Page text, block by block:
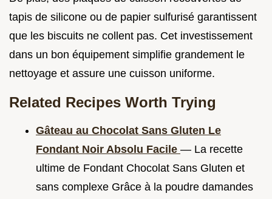
tapis de silicone ou de papier sulfurisé garantissent
que les biscuits ne collent pas. Cet investissement
dans un bon équipement simplifie grandement le
nettoyage et assure une cuisson uniforme.
Related Recipes Worth Trying
Gâteau au Chocolat Sans Gluten Le
Fondant Noir Absolu Facile — La recette
ultime de Fondant Chocolat Sans Gluten et
sans complexe Grâce à la poudre damandes